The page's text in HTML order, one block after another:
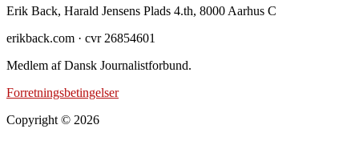
Footer
Erik Back, Harald Jensens Plads 4.th, 8000 Aarhus C
erikback.com · cvr 26854601
Medlem af Dansk Journalistforbund.
Forretningsbetingelser
Copyright © 2026